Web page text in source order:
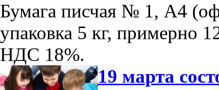
Бумага писчая № 1, А4
упаковка 5 кг, примерно
НДС 18%.
19 марта